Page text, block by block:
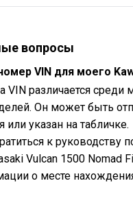
вопросы
VIN для моего
различается среди
Он может быть
или указан на табличке.
к руководству
Vulcan 1500 Nomad
о месте